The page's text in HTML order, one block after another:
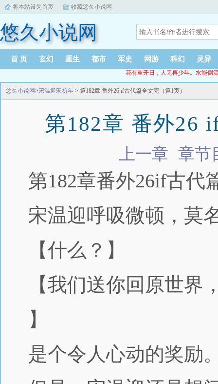
将本站设为首页 收藏悠久小说网
悠久小说网
首 页 玄幻 重生 都市 军史 网游 科幻 灵异
花有重开日，人无再少年。水能倒
悠久小说网>宋温迎宋祈年 > 第182章 番外26 if古代篇全文完（第1页）
第182章 番外26
上一章 章节
第182章番外26if古代
宋温迎呼吸微顿，莫
【什么？】
【我们送你回原世界
】
是个令人心动的奖励